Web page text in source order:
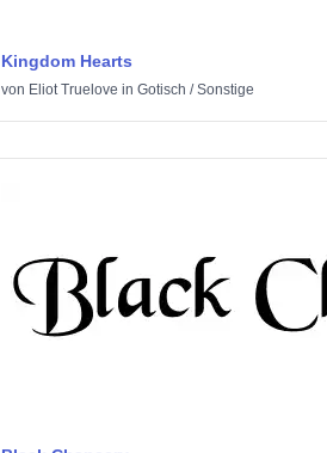
Kingdom Hearts
von Eliot Truelove in Gotisch /Sonstige